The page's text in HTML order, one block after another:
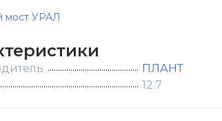
мост УРАЛ
ПЛАНТ
12.7